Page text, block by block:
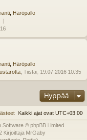
Häröpallo
Häröpallo
, Tiistai, 19.07.2016 10:35
Hyppää
Kaikki ajat ovat UTC+03:00
Software © phpBB Limited
Kirjoittaja MrGaby